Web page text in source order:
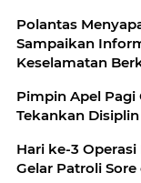
Polantas
Sampaikan
Keselamatan
Pimpin Apel Pagi
Tekankan
Hari ke-3
Gelar Patroli